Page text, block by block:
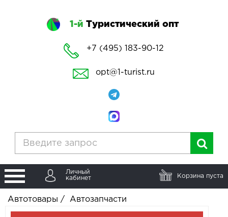
1-й Туристический опт
+7 (495) 183-90-12
opt@1-turist.ru
Личный
кабинет
Корзина пуста
Автотовары / Автозапчасти